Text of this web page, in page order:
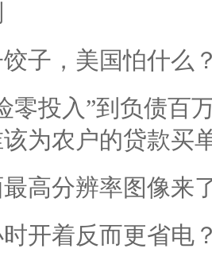
子，美国怕什么
零投入”到负债百
为农户的贷款买
高分辨率图像来
时开着反而更省电